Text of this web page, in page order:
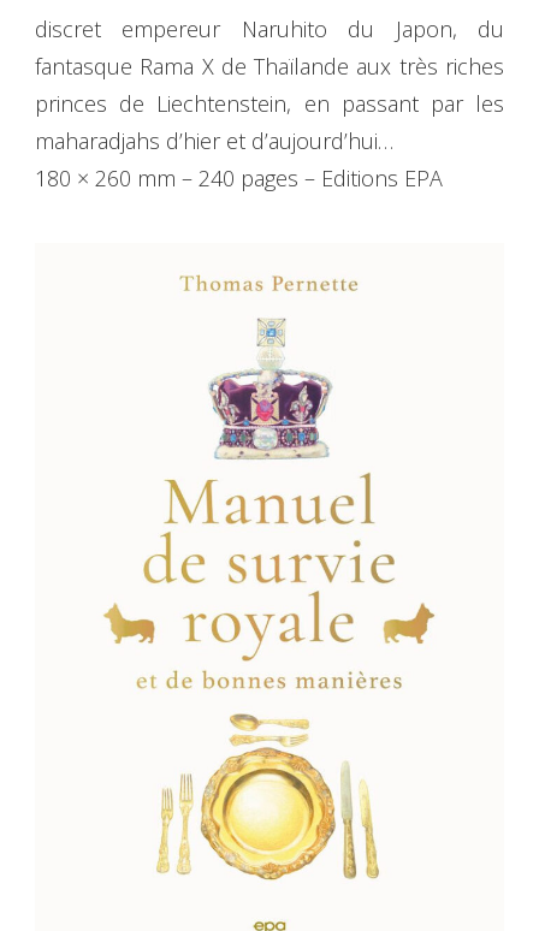
discret empereur Naruhito du Japon, du
fantasque Rama X de Thaïlande aux très riches
princes de Liechtenstein, en passant par les
maharadjahs d’hier et d’aujourd’hui…
180 × 260 mm – 240 pages – Editions EPA